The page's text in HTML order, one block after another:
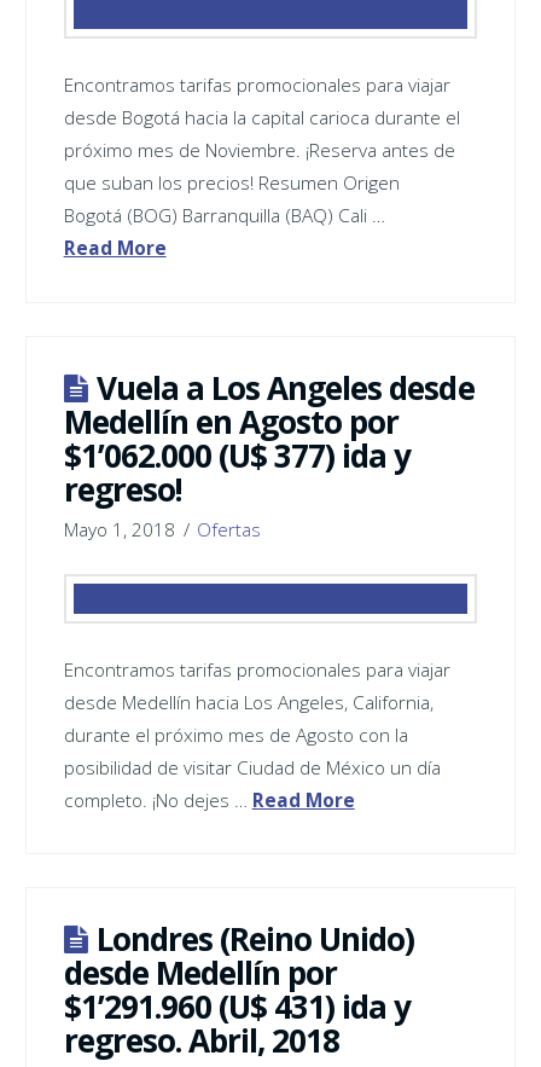
Encontramos tarifas promocionales para viajar
desde Bogotá hacia la capital carioca durante el
próximo mes de Noviembre. ¡Reserva antes de
que suban los precios! Resumen Origen
Bogotá (BOG) Barranquilla (BAQ) Cali …
Read More
Vuela a Los Angeles desde
Medellín en Agosto por
$1’062.000 (U$ 377) ida y
regreso!
Mayo 1, 2018 Ofertas
Encontramos tarifas promocionales para viajar
desde Medellín hacia Los Angeles, California,
durante el próximo mes de Agosto con la
posibilidad de visitar Ciudad de México un día
completo. ¡No dejes … Read More
Londres (Reino Unido)
desde Medellín por
$1’291.960 (U$ 431) ida y
regreso. Abril, 2018